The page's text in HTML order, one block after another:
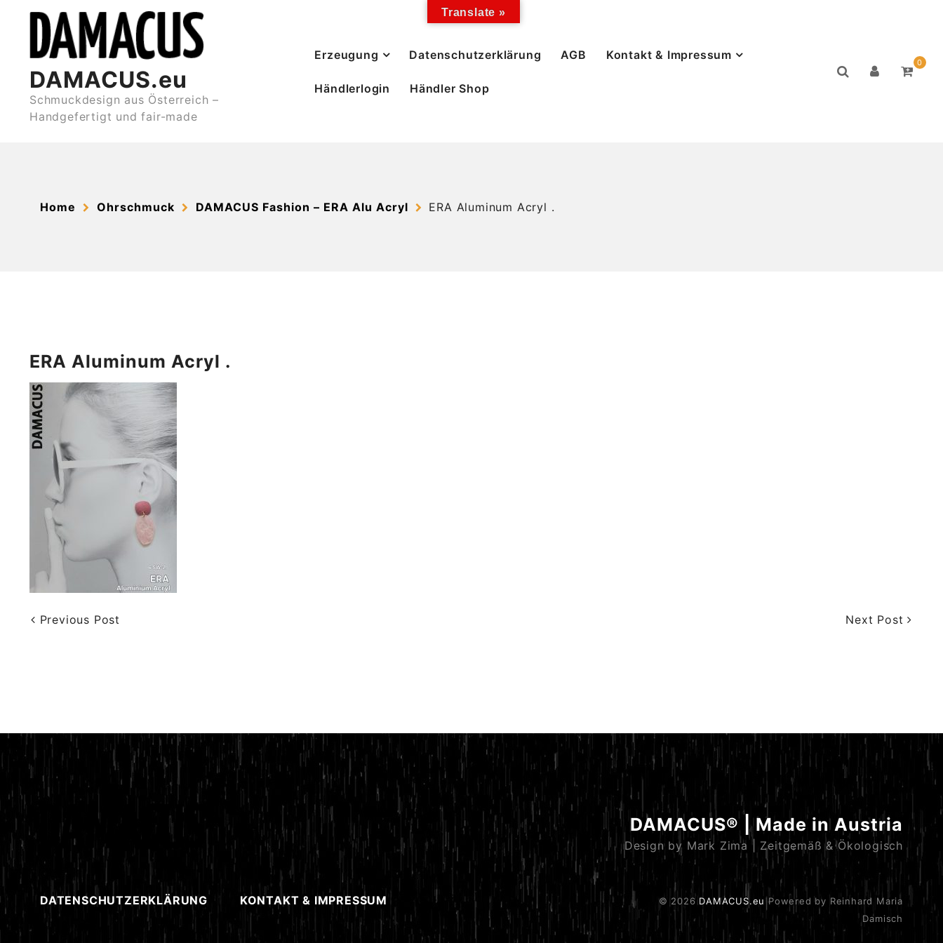
content
DAMACUS.eu
Schmuckdesign aus Österreich –
Handgefertigt und fair-made
Erzeugung Datenschutzerklärung AGB Kontakt & Impressum
Händlerlogin Händler Shop
0
Home Ohrschmuck DAMACUS Fashion – ERA Alu Acryl ERA Aluminum Acryl .
ERA Aluminum Acryl .
Previous Post Next Post
DAMACUS® | Made in Austria
Design by Mark Zima | Zeitgemäß & Ökologisch
DATENSCHUTZERKLÄRUNG KONTAKT & IMPRESSUM © 2026 DAMACUS.eu Powered by Reinhard Maria
Damisch
Translate »